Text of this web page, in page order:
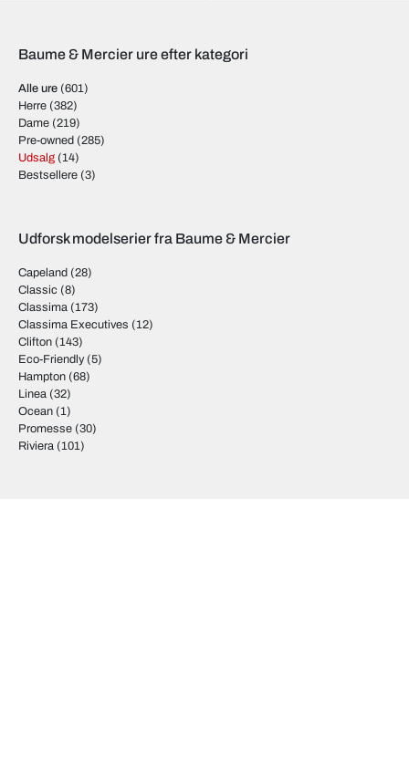
Baume & Mercier ure efter kategori
Alle ure (601)
Herre (382)
Dame (219)
Pre-owned (285)
Udsalg (14)
Bestsellere (3)
Udforsk modelserier fra Baume & Mercier
Capeland (28)
Classic (8)
Classima (173)
Classima Executives (12)
Clifton (143)
Eco-Friendly(5)
Hampton (68)
Linea (32)
Ocean (1)
Promesse (30)
Riviera (101)